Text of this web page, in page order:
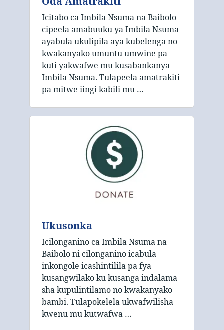
Icitabo ca Imbila Nsuma na Baibolo
cipeela amabuuku ya Imbila Nsuma
ayabula ukulipila aya kubelenga no
kwakanyako umuntu umwine pa
kuti yakwafwe mu kusabankanya
Imbila Nsuma. Tulapeela amatrakiti
pa mitwe iingi kabili mu …
Ukusonka
Icilonganino ca Imbila Nsuma na
Baibolo ni cilonganino icabula
inkongole icashintilila pa fya
kusangwilako ku kusanga indalama
sha kupulintilamo no kwakanyako
bambi. Tulapokelela ukwafwilisha
kwenu mu kutwafwa …